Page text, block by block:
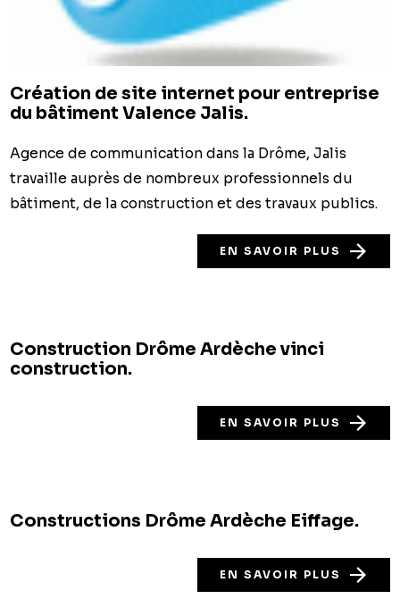
Création de site internet pour entreprise
du bâtiment Valence Jalis.
Agence de communication dans la Drôme, Jalis
travaille auprès de nombreux professionnels du
bâtiment, de la construction et des travaux publics.
EN SAVOIR PLUS
Construction Drôme Ardèche vinci
construction.
EN SAVOIR PLUS
Constructions Drôme Ardèche Eiffage.
EN SAVOIR PLUS